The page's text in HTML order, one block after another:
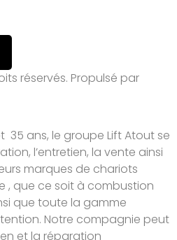
réservés. Propulsé par
35 ans, le groupe Lift Atout se
l’entretien, la vente ainsi
marques de chariots
, que ce soit à combustion
que toute la gamme
Notre compagnie peut
et la réparation